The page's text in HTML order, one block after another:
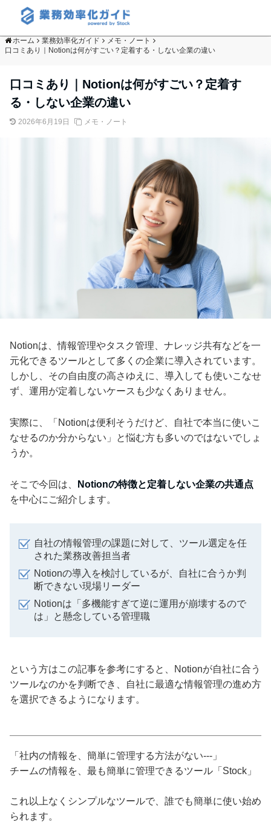
ホーム 業務効率化ガイド
メモ・ノート
口コミあり｜Notionは何がすごい？定着する・しない企業の違い
口コミあり｜Notionは何がすごい？定着す
る・しない企業の違い
2026年6月19日 メモ・ノート
Notionは、情報管理やタスク管理、ナレッジ共有などを一
元化できるツールとして多くの企業に導入されています。
しかし、その自由度の高さゆえに、導入しても使いこなせ
ず、運用が定着しないケースも少なくありません。
実際に、「Notionは便利そうだけど、自社で本当に使いこ
なせるのか分からない」と悩む方も多いのではないでしょ
うか。
そこで今回は、
Notionの特徴と定着しない企業の共通点
を中心にご紹介します。
自社の情報管理の課題に対して、ツール選定を任
された業務改善担当者
Notionの導入を検討しているが、自社に合うか判
断できない現場リーダー
Notionは「多機能すぎて逆に運用が崩壊するので
は」と懸念している管理職
という方はこの記事を参考にすると、Notionが自社に合う
ツールなのかを判断でき、自社に最適な情報管理の進め方
を選択できるようになります。
「社内の情報を、簡単に管理する方法がない---」
チームの情報を、最も簡単に管理できるツール「Stock」
これ以上なくシンプルなツールで、誰でも簡単に使い始め
られます。